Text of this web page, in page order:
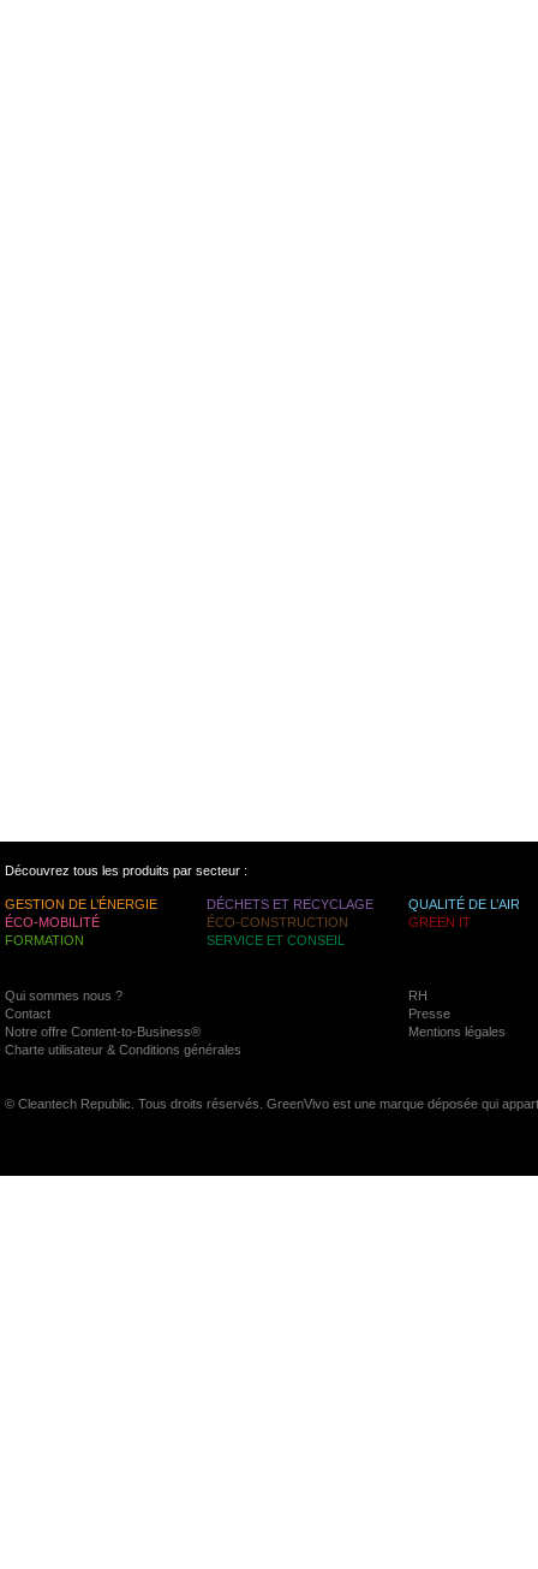
Découvrez tous les produits par secteur :
GESTION DE L’ÉNERGIE DÉCHETS ET RECYCLAGE
QUALITÉ DE L’AIR
ÉCO-MOBILITÉ
ÉCO-CONSTRUCTION
GREEN IT
FORMATION
SERVICE ET CONSEIL
Qui sommes nous ?
RH
Contact
Presse
Notre offre Content-to-Business®
Mentions légales
Charte utilisateur & Conditions générales
© Cleantech Republic. Tous droits réservés. GreenVivo est une marque déposée qui